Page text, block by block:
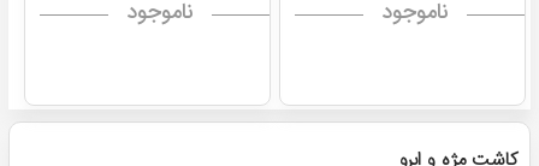
ناموجود ناموجود